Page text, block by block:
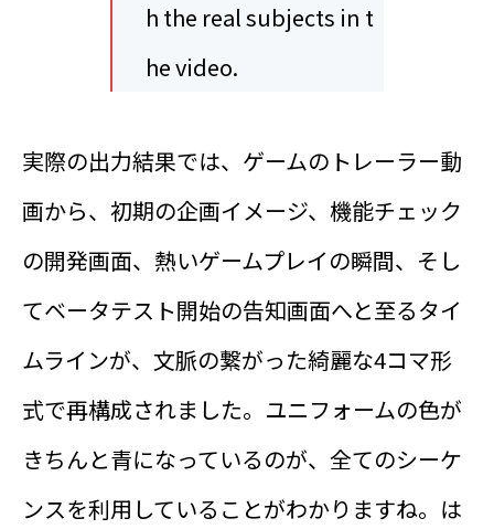
h the real subjects in t
he video.
実際の出力結果では、ゲームのトレーラー動
画から、初期の企画イメージ、機能チェック
の開発画面、熱いゲームプレイの瞬間、そし
てベータテスト開始の告知画面へと至るタイ
ムラインが、文脈の繋がった綺麗な4コマ形
式で再構成されました。ユニフォームの色が
きちんと青になっているのが、全てのシーケ
ンスを利用していることがわかりますね。は